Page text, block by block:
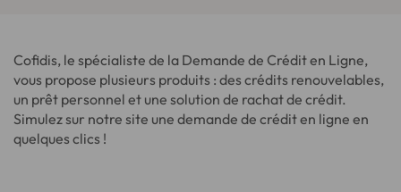
Cofidis, le spécialiste de la Demande de Crédit en Ligne,
vous propose plusieurs produits : des crédits renouvelables,
un prêt personnel et une solution de rachat de crédit.
Simulez sur notre site une demande de crédit en ligne en
quelques clics !